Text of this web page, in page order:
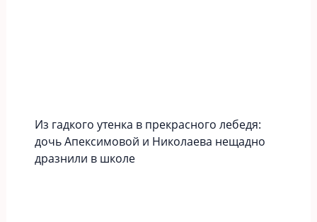
Из гадкого утенка в прекрасного лебедя:
дочь Апексимовой и Николаева нещадно
дразнили в школе